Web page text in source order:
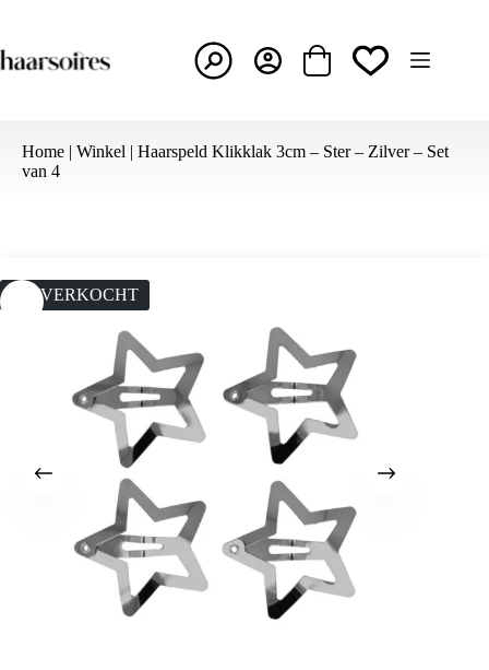
de
inhoud
Winkelwagen
Home | Winkel | Haarspeld Klikklak 3cm – Ster – Zilver – Set
van 4
UITVERKOCHT